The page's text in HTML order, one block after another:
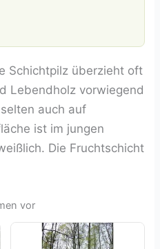
Schichtpilz überzieht oft
Lebendholz vorwiegend
auch auf
ist im jungen
Die Fruchtschicht
vor